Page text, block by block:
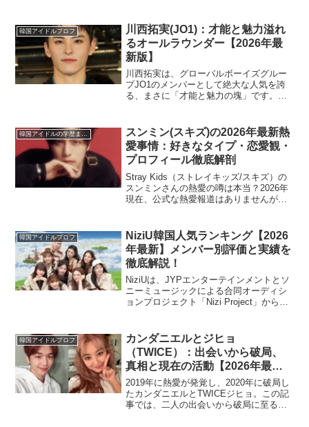
ぜ今も語り継がれ...
韓国アイドルプロフ
川西拓実(JO1)：才能と魅力溢れ
るオールラウンダー【2026年最
新版】
川西拓実は、グローバルボーイズグルー
プJO1のメンバーとして絶大な人気を誇
る、まさに「才能と魅力の塊」です。圧
らない人柄で、多くのファンを魅了し続
けています。本記事では...
韓国アイドルの学歴まとめ
スンミン(スキズ)の2026年最新熱
愛事情：好きなタイプ・恋愛観・
プロフィール徹底解剖
Stray Kids（ストレイキッズ/スキズ）の
スンミンさんの熱愛の噂は本当？2026年
現在、公式な熱愛報道はありませんが、
の最新プロフィール情報はもちろん、過
去の発言...
韓国アイドルプロフ
NiziU韓国人気ランキング【2026
年最新】メンバー別評価と実績を
徹底解説！
NiziUは、JYPエンターテインメントとソ
ニーミュージックによる合同オーディシ
ョンプロジェクト「Nizi Project」から誕
に展開しており、その人気は依然とし...
韓国アイドルプロフ
カンダニエルとジヒョ
（TWICE）：出会いから破局、
真相と現在の活動【2026年最新
版】
2019年に熱愛が発覚し、2020年に破局し
たカンダニエルとTWICEジヒョ。この記
事では、二人の出会いから破局に至るま